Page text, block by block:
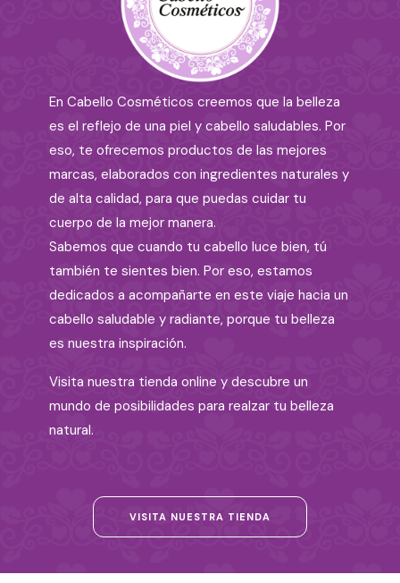
En Cabello Cosméticos creemos que la belleza
es el reflejo de una piel y cabello saludables. Por
eso, te ofrecemos productos de las mejores
marcas, elaborados con ingredientes naturales y
de alta calidad, para que puedas cuidar tu
cuerpo de la mejor manera.
Sabemos que cuando tu cabello luce bien, tú
también te sientes bien. Por eso, estamos
dedicados a acompañarte en este viaje hacia un
cabello saludable y radiante, porque tu belleza
es nuestra inspiración.
Visita nuestra tienda online y descubre un
mundo de posibilidades para realzar tu belleza
natural.
VISITA NUESTRA TIENDA